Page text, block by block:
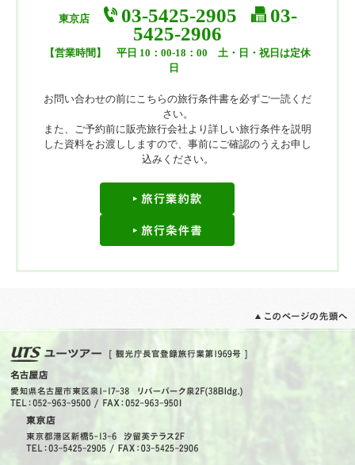
◇燃油なしブルネイ航空で行く◇ ♪早割特典あり♪ 非日常
空間で最高級のひとときを シャングリラ・ラサリアリゾ
ート『オーシャンウイング・ジュニアスイート』に泊まる
◇燃油なしブルネイ航空で行く◇ ♪早割特典あり♪ 静寂の
ビーチリゾート〈シャングリラ・ラサリアリゾート〉に泊
まる ≪現地サポート＆空港送迎・朝食付≫ 4泊6日間
ーグマ保護センター付き】 野生動物の宝庫キナバタンガン
サファリ 4泊6日間
◇燃油なしブルネイ航空で行く◇ 絶景のサンセットビー
チ 〈シャングリラ・タンジュンアルリゾート〉に泊まる
ャンプ』ボルネオの秘密基地で昆虫採集 ♪日本語ガイド同
◇毎日運航のマレーシア航空で行く◇ ボルネオ屈指のエ
コツアー【陸路で行く】ボルネオ横断ジャングルサファ
リ ♪日本語ガイド同行♪ 4泊6日間
◇毎日運航のマレーシア航空で行く◇ 憧れの水上コテー
ジ〈ガヤナ・マリンリゾート〉海に直接アクセスのオーシ
ャンヴィラに泊まる ≪現地サポート＆空港送迎・朝食
東京店 03-5425-2905
03-
5425-2906
【営業時間】
平日 10：00-18：00 土・日・祝日は定休
日
お問い合わせの前にこちらの旅行条件書を必ずご一読くだ
さい。
また、ご予約前に販売旅行会社より詳しい旅行条件を説明
した資料をお渡ししますので、事前にご確認のうえお申し
込みください。